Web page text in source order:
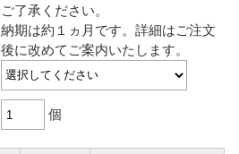
ご了承ください。
納期は約１ヵ月です。詳細はご注文
後に改めてご案内いたします。
個